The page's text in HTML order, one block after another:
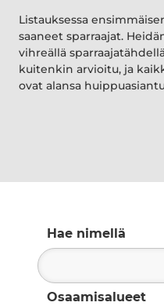
Listauksessa
saaneet sparraajat.
vihreällä
kuitenkin arvioitu, ja
ovat alansa
Hae nimellä
Osaamisalueet